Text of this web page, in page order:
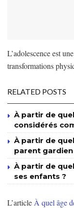
L’adolescence est
transformations
RELATED POSTS
À partir de
considérés
À partir de
parent gardien
À partir de
ses enfants ?
L’article À quel âge